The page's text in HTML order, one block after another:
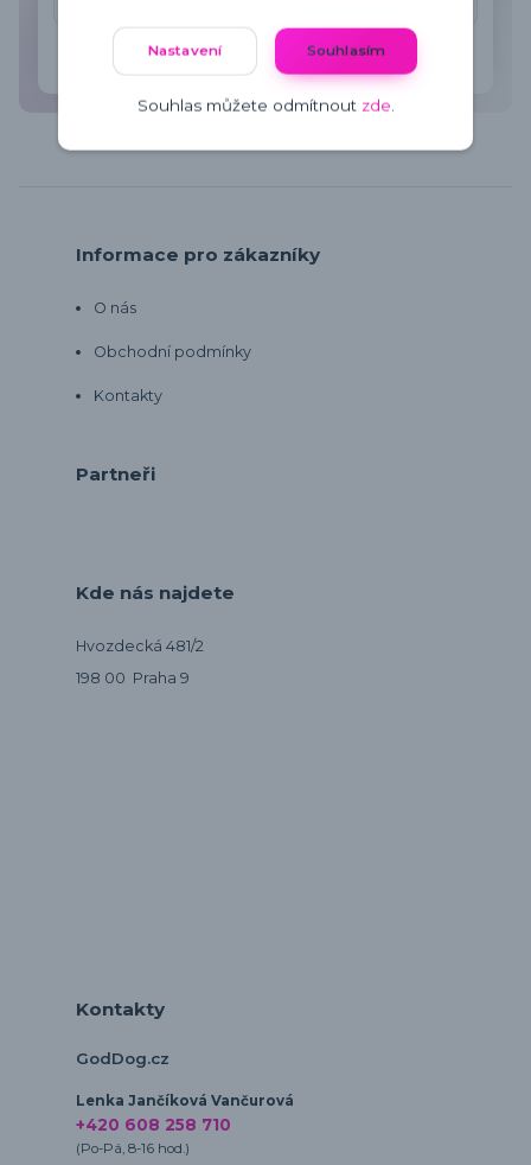
Souhlasím sezpracováním osobních údajůza účelem
rozesílky newsletteru.
Informace pro zákazníky
O nás
Obchodní podmínky
Kontakty
Partneři
Kde nás najdete
Hvozdecká 481/2
198 00 Praha 9
Kontakty
GodDog.cz
Lenka Jančíková Vančurová
+420 608 258 710
(Po-Pá, 8-16 hod.)
Nastavení Souhlasím
Souhlas můžete odmítnout zde.